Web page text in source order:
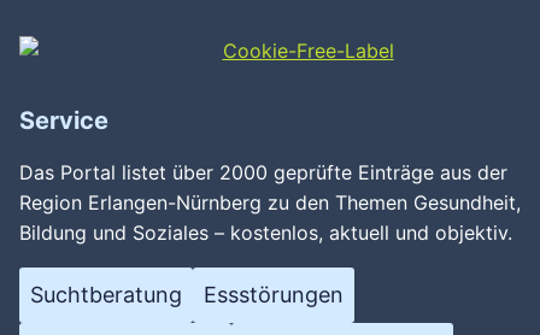
Wird geladen …
Service
Das Portal listet über 2000 geprüfte Einträge aus der
Region Erlangen-Nürnberg zu den Themen Gesundheit,
Bildung und Soziales – kostenlos, aktuell und objektiv.
Suchtberatung Essstörungen